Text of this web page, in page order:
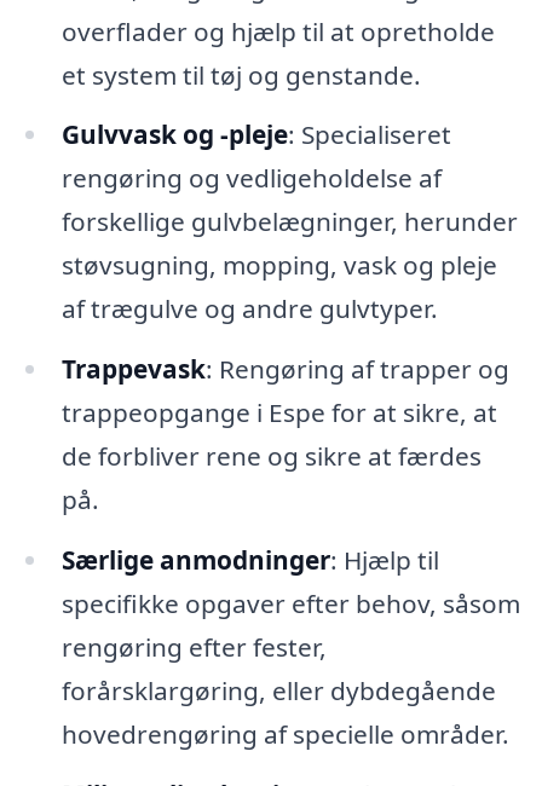
overflader og hjælp til at opretholde
et system til tøj og genstande.
Gulvvask og -pleje: Specialiseret
rengøring og vedligeholdelse af
forskellige gulvbelægninger, herunder
støvsugning, mopping, vask og pleje
af trægulve og andre gulvtyper.
Trappevask: Rengøring af trapper og
trappeopgange i Espe for at sikre, at
de forbliver rene og sikre at færdes
på.
Særlige anmodninger: Hjælp til
specifikke opgaver efter behov, såsom
rengøring efter fester,
forårsklargøring, eller dybdegående
hovedrengøring af specielle områder.